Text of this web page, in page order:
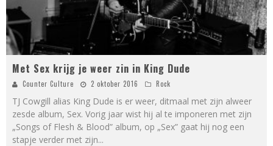
Met Sex krijg je weer zin in King Dude
Counter Culture 2 oktober 2016 Rock
TJ Cowgill alias King Dude is er weer, ditmaal met zijn alweer
zesde album, Sex. Vorig jaar wist hij al te imponeren met zijn
„Songs of Flesh & Blood” album, op „Sex” gaat hij nog een
stapje verder met zijn...